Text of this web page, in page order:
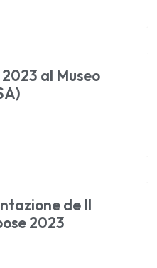
al Museo
de Il
2023